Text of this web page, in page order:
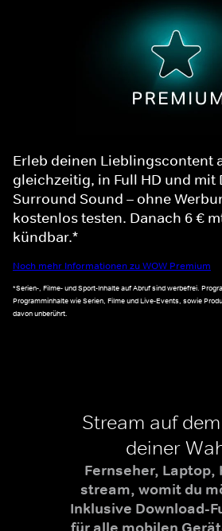
Erleb deinen Lieblingscontent
gleichzeitig, in Full HD und mit
Surround Sound – ohne
kostenlos testen. Danach 6 €
kündbar.*
Noch mehr Informationen zu WOW Premium
*Serien-, Filme- und Sport-Inhalte auf Abruf sind werbefrei.
Programminhalte wie Serien, Filme und Live-Events, sowie
davon unberührt.
Stream auf
deiner
Fernseher, Laptop,
stream, womit du
Inklusive Download-
für alle mobilen